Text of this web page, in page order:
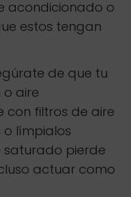
acondicionado o
estos tengan
de que tu
o aire
con filtros de aire
o límpialos
saturado pierde
actuar como